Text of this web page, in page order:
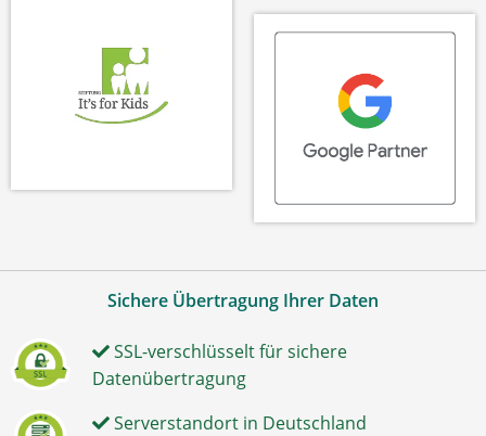
Sichere Übertragung Ihrer Daten
SSL-verschlüsselt für sichere
Datenübertragung
Serverstandort in Deutschland